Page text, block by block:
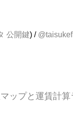
公開鍵) / @taisukef
ップと運賃計